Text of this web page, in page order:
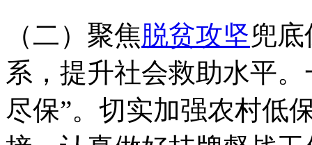
（二）聚焦脱贫攻坚兜
系，提升社会救助水平
尽保”。切实加强农村低